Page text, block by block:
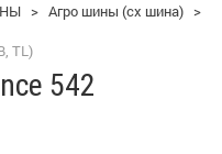
> Агро шины (сх шина) >
TL)
542